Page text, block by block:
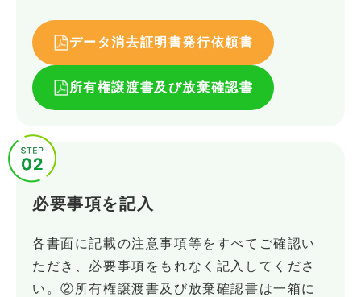
データ消去証明書発行依頼書
所有権譲渡書及び放棄確認書
必要事項を記入
各書面に記載の注意事項等をすべてご確認い
ただき、必要事項をもれなく記入してくださ
い。②所有権譲渡書及び放棄確認書は一箱に